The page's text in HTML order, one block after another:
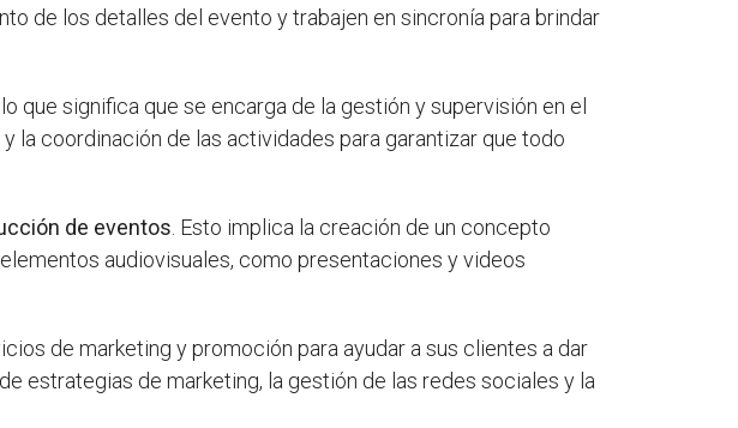
de los detalles del evento y trabajen en sincronía para brindar
que significa que se encarga de la gestión y supervisión en el
la coordinación de las actividades para garantizar que todo
de eventos. Esto implica la creación de un concepto
audiovisuales, como presentaciones y videos
de marketing y promoción para ayudar a sus clientes a dar
estrategias de marketing, la gestión de las redes sociales y la